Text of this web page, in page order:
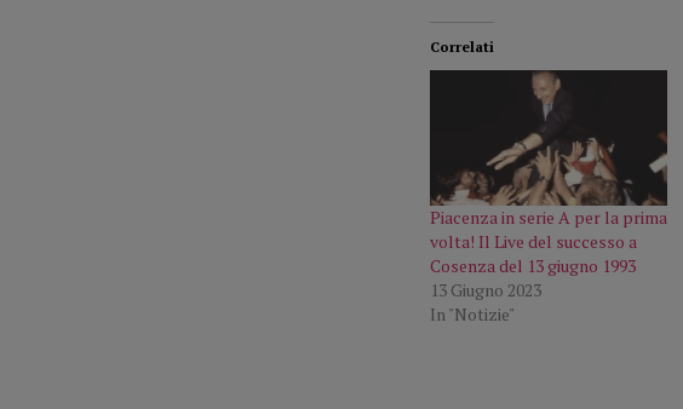
Correlati
Piacenza in serie A per la prima
volta! Il Live del successo a
Cosenza del 13 giugno 1993
13 Giugno 2023
In "Notizie"